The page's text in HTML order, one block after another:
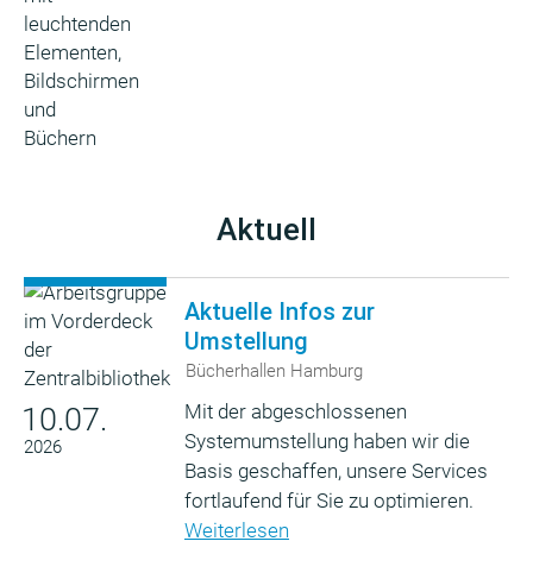
Aktuell
10.07.
2026
Aktuelle Infos zur
Umstellung
Bücherhallen Hamburg
Mit der abgeschlossenen
Systemumstellung haben wir die
Basis geschaffen, unsere Services
fortlaufend für Sie zu optimieren.
Weiterlesen